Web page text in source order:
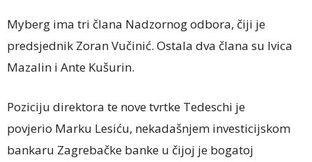
Myberg ima tri člana Nadzornog odbora, čiji je
predsjednik Zoran Vučinić. Ostala dva člana su Ivica
Mazalin i Ante Kušurin.
Poziciju direktora te nove tvrtke Tedeschi je
povjerio Marku Lesiću, nekadašnjem investicijskom
bankaru Zagrebačke banke u čijoj je bogatoj